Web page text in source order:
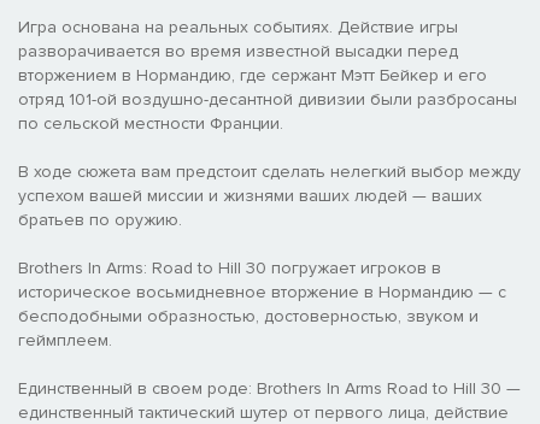
Игра основана на реальных событиях. Действие игры
разворачивается во время известной высадки перед
вторжением в Нормандию, где сержант Мэтт Бейкер и его
отряд 101-ой воздушно-десантной дивизии были разбросаны
по сельской местности Франции.
В ходе сюжета вам предстоит сделать нелегкий выбор между
успехом вашей миссии и жизнями ваших людей — ваших
братьев по оружию.
Brothers In Arms: Road to Hill 30 погружает игроков в
историческое восьмидневное вторжение в Нормандию — с
бесподобными образностью, достоверностью, звуком и
геймплеем.
Единственный в своем роде: Brothers In Arms Road to Hill 30 —
единственный тактический шутер от первого лица, действие